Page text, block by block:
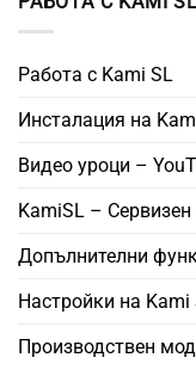
Работа с Kami SL
Инсталация на
Видео уроци –
KamiSL –
Допълнителни
Настройки на
Производствен